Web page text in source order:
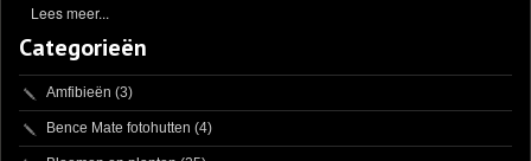
Lees meer...
Categorieën
Amfibieën (3)
Bence Mate fotohutten (4)